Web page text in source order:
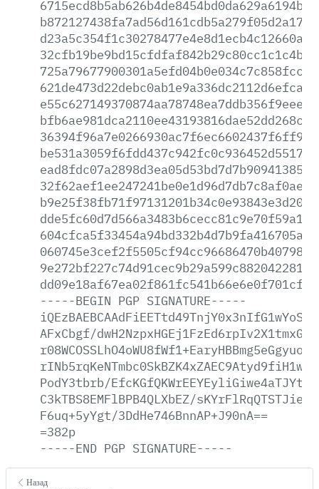
-----BEGIN PGP SIGNATURE-----
AFxCbgf/
PodY3tbrb/
C3kTBS8EMFlBPB4QLXbEZ/
F6uq+5yYgt/3DdHe746BnnAP+J90nA==
=382p
-----END PGP SIGNATURE-----
Назад